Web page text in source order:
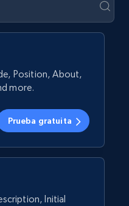
Position, About,
more.
Prueba gratuita
Initial